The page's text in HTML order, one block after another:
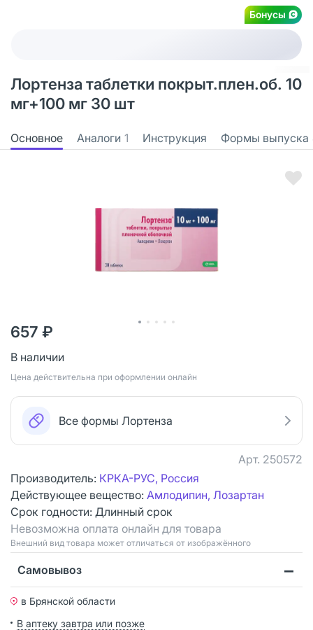
Бонусы
Лортенза таблетки покрыт.плен.об. 10
мг+100 мг 30 шт
Основное Аналоги 1 Инструкция Формы выпуска
657 ₽
В наличии
Цена действительна при оформлении онлайн
Все формы Лортенза
Арт. 250572
Производитель: КРКА-РУС, Россия
Действующее вещество: Амлодипин, Лозартан
Срок годности: Длинный срок
Невозможна оплата онлайн для товара
Bнешний вид товара может отличаться от изображённого
Самовывоз
в Брянской области
В аптеку завтра или позже